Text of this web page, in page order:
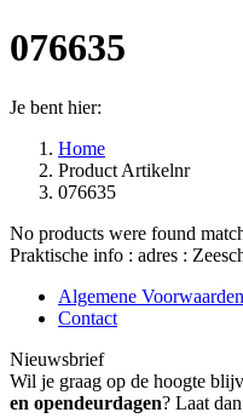
076635
Je bent hier:
Home
Product Artikelnr
076635
No products were found
Praktische info : adres :
Algemene Voorwaarden
Contact
Nieuwsbrief
Wil je graag op de hoogte
en opendeurdagen? Laat